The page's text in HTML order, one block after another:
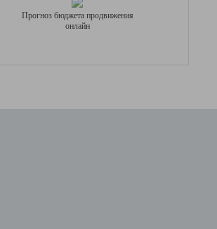
Прогноз бюджета продвижения
онлайн